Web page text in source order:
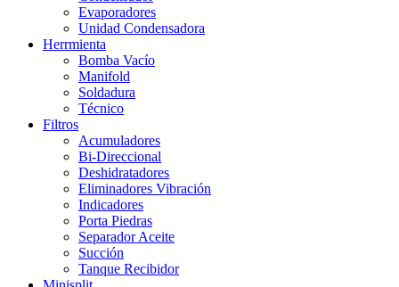
Evaporadores
Unidad Condensadora
Herrmienta
Bomba Vacío
Manifold
Soldadura
Técnico
Filtros
Acumuladores
Bi-Direccional
Deshidratadores
Eliminadores Vibración
Indicadores
Porta Piedras
Separador Aceite
Succión
Tanque Recibidor